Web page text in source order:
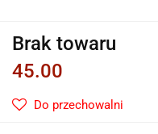
Brak towaru
45.00
Do przechowalni